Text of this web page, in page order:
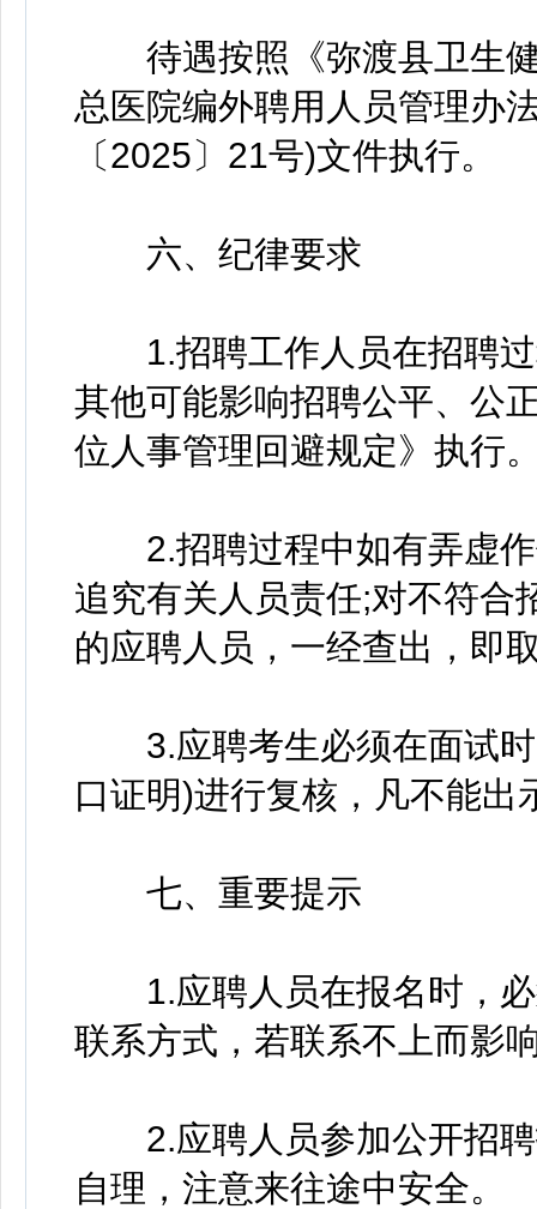
待遇按照《弥渡县卫生健
总医院编外聘用人员管理办
〔2025〕21号)文件执行。
六、纪律要求
1.招聘工作人员在招聘过
其他可能影响招聘公平、公
位人事管理回避规定》执行
2.招聘过程中如有弄虚作
追究有关人员责任;对不符合
的应聘人员，一经查出，即
3.应聘考生必须在面试时
口证明)进行复核，凡不能
七、重要提示
1.应聘人员在报名时，必
联系方式，若联系不上而影
2.应聘人员参加公开招聘
自理，注意来往途中安全。